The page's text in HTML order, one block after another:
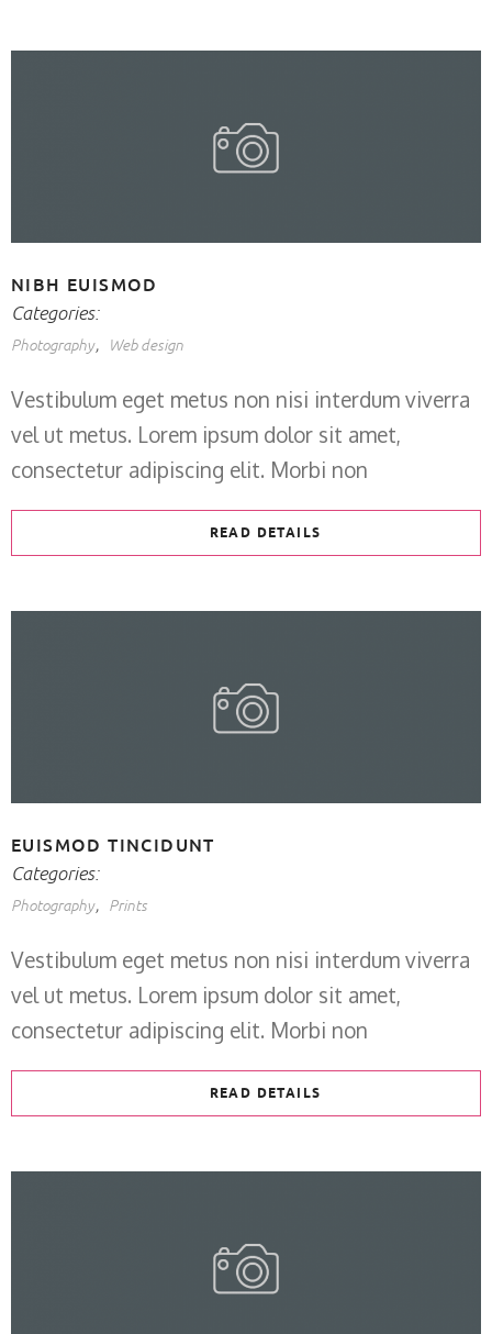
NIBH EUISMOD
Categories:
Photography Web design
Vestibulum eget metus non nisi interdum viverra
vel ut metus. Lorem ipsum dolor sit amet,
consectetur adipiscing elit. Morbi non
READ DETAILS
EUISMOD TINCIDUNT
Categories:
Photography Prints
Vestibulum eget metus non nisi interdum viverra
vel ut metus. Lorem ipsum dolor sit amet,
consectetur adipiscing elit. Morbi non
READ DETAILS